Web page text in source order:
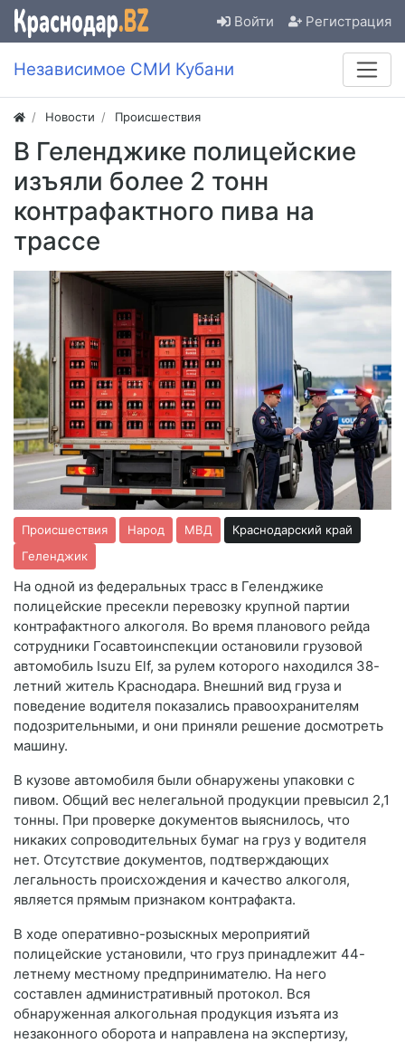
Войти Регистрация
Независимое СМИ Кубани
Новости Происшествия
В Геленджике полицейские
изъяли более 2 тонн
контрафактного пива на
трассе
Происшествия Народ МВД
Краснодарский край
Геленджик
На одной из федеральных трасс в Геленджике
полицейские пресекли перевозку крупной партии
контрафактного алкоголя. Во время планового рейда
сотрудники Госавтоинспекции остановили грузовой
автомобиль Isuzu Elf, за рулем которого находился 38-
летний житель Краснодара. Внешний вид груза и
поведение водителя показались правоохранителям
подозрительными, и они приняли решение досмотреть
машину.
В кузове автомобиля были обнаружены упаковки с
пивом. Общий вес нелегальной продукции превысил 2,1
тонны. При проверке документов выяснилось, что
никаких сопроводительных бумаг на груз у водителя
нет. Отсутствие документов, подтверждающих
легальность происхождения и качество алкоголя,
является прямым признаком контрафакта.
В ходе оперативно-розыскных мероприятий
полицейские установили, что груз принадлежит 44-
летнему местному предпринимателю. На него
составлен административный протокол. Вся
обнаруженная алкогольная продукция изъята из
незаконного оборота и направлена на экспертизу,